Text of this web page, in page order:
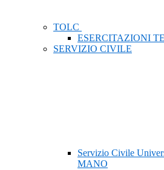
TOLC
ESERCITAZIONI
SERVIZIO CIVILE
Servizio Civile
MANO